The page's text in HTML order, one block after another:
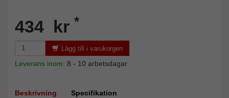
434 kr *
Lägg till i varukorgen
Leverans inom: 8 - 10 arbetsdagar
Beskrivning Specifikation